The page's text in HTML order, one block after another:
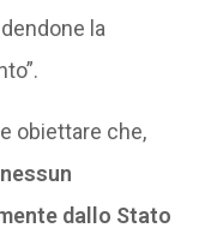
la
obiettare che,
nessun
dallo Stato